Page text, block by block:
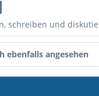
schreiben und
ebenfalls angesehen